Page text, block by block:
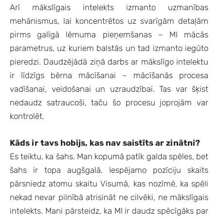
Arī mākslīgais intelekts izmanto uzmanības
mehānismus, lai koncentrētos uz svarīgām detaļām
pirms galīgā lēmuma pieņemšanas – MI mācās
parametrus, uz kuriem balstās un tad izmanto iegūto
pieredzi. Daudzējādā ziņā darbs ar mākslīgo intelektu
ir līdzīgs bērna mācīšanai – mācīšanās procesa
vadīšanai, veidošanai un uzraudzībai. Tas var šķist
nedaudz satraucoši, taču šo procesu joprojām var
kontrolēt.
Kāds ir tavs hobijs, kas nav saistīts ar zinātni?
Es teiktu, ka šahs. Man kopumā patīk galda spēles, bet
šahs ir topa augšgalā. Iespējamo pozīciju skaits
pārsniedz atomu skaitu Visumā, kas nozīmē, ka spēli
nekad nevar pilnībā atrisināt ne cilvēki, ne mākslīgais
intelekts. Mani pārsteidz, ka MI ir daudz spēcīgāks par